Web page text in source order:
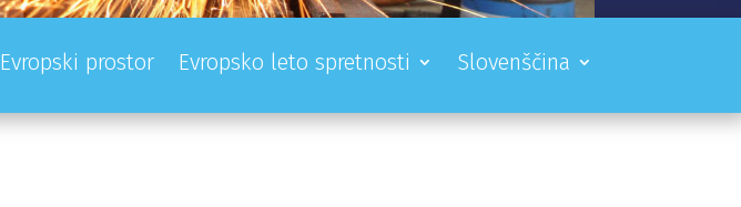
Evropski prostor Evropsko leto spretnosti Slovenščina